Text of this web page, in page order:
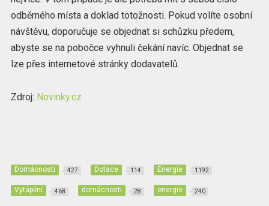
odběrného místa a doklad totožnosti. Pokud volíte osobní
návštěvu, doporučuje se objednat si schůzku předem,
abyste se na pobočce vyhnuli čekání navíc. Objednat se
lze přes internetové stránky dodavatelů.
Zdroj: Novinky.cz
Domácnosti 427 Dotace 114 Energie 1192
Vytápění 468 domácnosti 28 energie 240